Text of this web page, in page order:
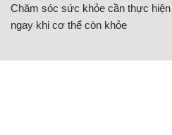
Chăm sóc sức khỏe cần thực hiện
ngay khi cơ thể còn khỏe